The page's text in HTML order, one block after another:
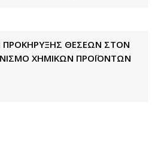
ΘΕΣΕΩΝ ΣΤΟΝ
ΧΗΜΙΚΩΝ ΠΡΟΪΟΝΤΩΝ